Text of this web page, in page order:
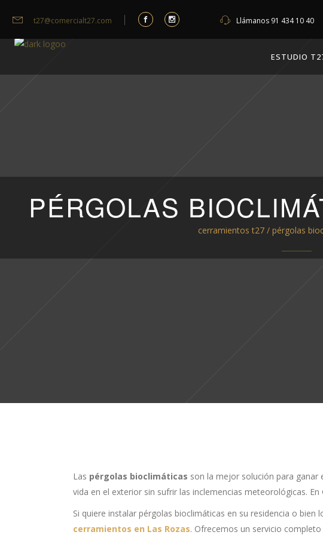
t27@comercialt27.com Llámanos 91 434 10 40
ESTUDIO
PÉRGOLAS
cerramientos t27/ pérgolas
Las pérgolas bioclimáticas son la mejor solución para ganar
vida en el exterior sin sufrir las inclemencias meteorológicas. En
Si quiere instalar pérgolas bioclimáticas en su residencia o
cerramientos en Las Rozas. Ofrecemos un servicio